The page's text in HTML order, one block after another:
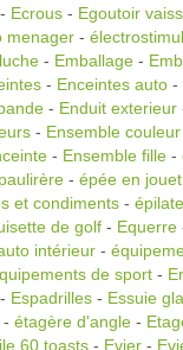
- Ecrous - Egoutoir
menager -
- Emballage -
- Enceintes auto -
- Enduit exterieur
- Ensemble
- Ensemble fille -
- épée en jouet
et condiments -
de golf - Equerre
intérieur -
de sport -
- Espadrilles - Essuie
- étagère d'angle -
60 toasts - Evier -